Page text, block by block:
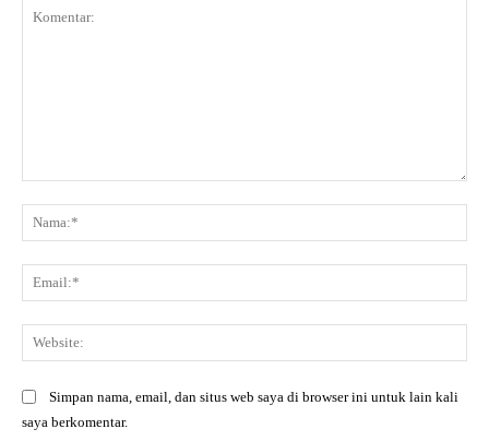
Simpan nama, email, dan situs web saya di browser ini untuk lain kali
saya berkomentar.